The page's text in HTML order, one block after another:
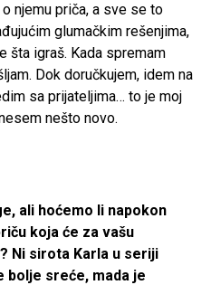
njemu priča, a sve se to
glumačkim rešenjima,
šta igraš. Kada spremam
Dok doručkujem, idem na
sa prijateljima… to je moj
nešto novo.
ali hoćemo li napokon
koja će za vašu
Ni sirota Karla u seriji
bolje sreće, mada je